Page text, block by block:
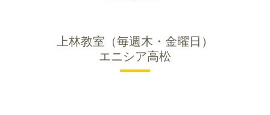
上林教室（毎週木・金曜日）
エニシア高松